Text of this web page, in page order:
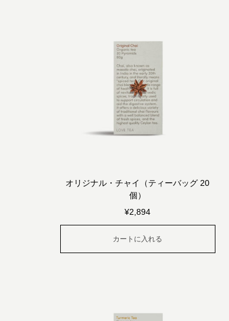
オリジナル・チャイ（ティーバッグ 20
個）
¥2,894
カートに入れる